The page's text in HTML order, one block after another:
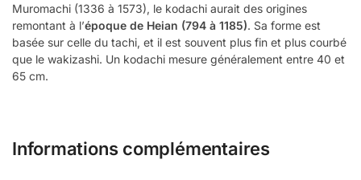
Muromachi (1336 à 1573), le kodachi aurait des origines
remontant à l’époque de Heian (794 à 1185). Sa forme est
basée sur celle du tachi, et il est souvent plus fin et plus courbé
que le wakizashi. Un kodachi mesure généralement entre 40 et
65 cm.
Informations complémentaires